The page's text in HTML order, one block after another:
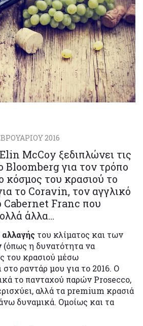
2016
McCoy ξεδιπλώνει τις
Bloomberg για τον τρόπο
κόσμος του κρασιού το
το Coravin, τον αγγλικό
Cabernet Franc που
άλλα…
αλλαγής του κλίματος και των
(όπως η δυνατότητα να
του κρασιού μέσω
ραντάρ μου για το 2016. Ο
το πανταχού παρών Prosecco,
αλλά τα premium κρασιά
δυναμικά. Ομοίως και τα